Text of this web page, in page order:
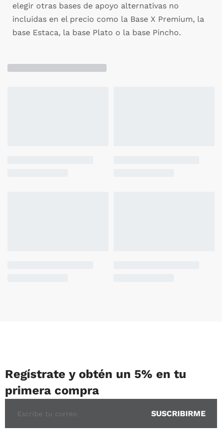
elegir otras bases de apoyo alternativas no
incluidas en el precio como la Base X Premium, la
base Estaca, la base Plato o la base Pincho.
Regístrate y obtén un 5% en tu
primera compra